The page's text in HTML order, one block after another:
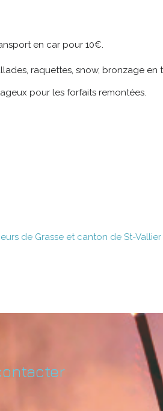
en car pour 10€.
raquettes, snow, bronzage en
pour les forfaits remontées.
de Grasse et canton de St-Vallier